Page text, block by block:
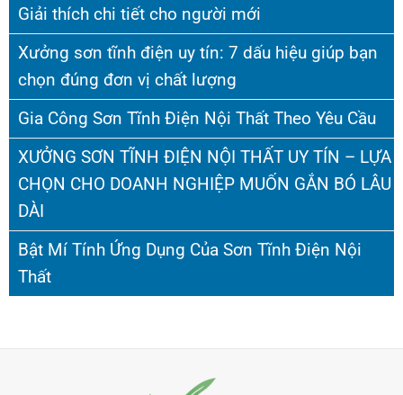
Giải thích chi tiết cho người mới
Xưởng sơn tĩnh điện uy tín: 7 dấu hiệu giúp bạn
chọn đúng đơn vị chất lượng
Gia Công Sơn Tĩnh Điện Nội Thất Theo Yêu Cầu
XƯỞNG SƠN TĨNH ĐIỆN NỘI THẤT UY TÍN – LỰA
CHỌN CHO DOANH NGHIỆP MUỐN GẮN BÓ LÂU
DÀI
Bật Mí Tính Ứng Dụng Của Sơn Tĩnh Điện Nội
Thất